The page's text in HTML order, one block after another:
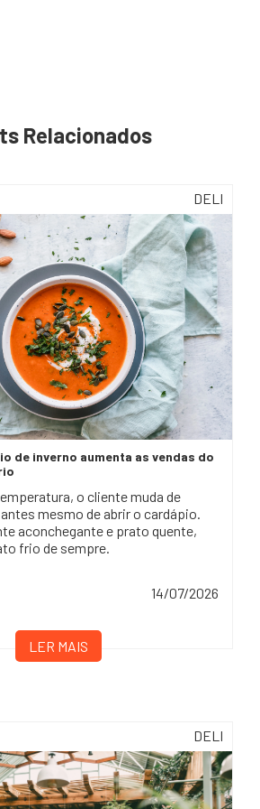
Relacionados
DELI
de inverno aumenta as vendas do
o cliente muda de
mesmo de abrir o cardápio.
aconchegante e prato quente,
frio de sempre.
14/07/2026
LER MAIS
DELI